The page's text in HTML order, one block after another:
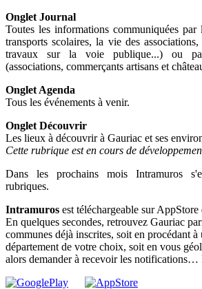
Onglet Journal
Toutes les informations communiquées
transports scolaires,la vie des
travaux sur la voie publique...) ou
(associations, commerçants artisans et
Onglet Agenda
Tous les événements à venir.
Onglet Découvrir
Les lieux à découvrir à Gauriac et ses
Cette rubrique est en cours de
Dans les prochains mois Intramuros
rubriques.
Intramuros est téléchargeable sur
En quelques secondes, retrouvez Gauriac
communes déjà inscrites, soit en procédant à
département de votre choix, soit en vous
alors demander à recevoir les notifications…